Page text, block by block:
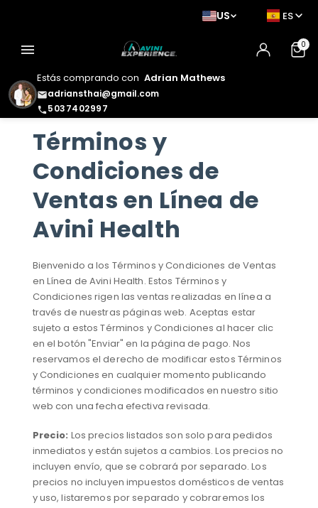
Estás comprando con Adrian Mathews
emailadriansthai@gmail.com
phone5037402997
US ES
menu 0
Términos y
Condiciones de
Ventas en Línea de
Avini Health
Bienvenido a los Términos y Condiciones de Ventas
en Línea de Avini Health. Estos Términos y
Condiciones rigen las ventas realizadas en línea a
través de nuestras páginas web. Aceptas estar
sujeto a estos Términos y Condiciones al hacer clic
en el botón "Enviar" en la página de pago. Nos
reservamos el derecho de modificar estos Términos
y Condiciones en cualquier momento publicando
términos y condiciones modificados en nuestro sitio
web con una fecha efectiva revisada.
Precio: Los precios listados son solo para pedidos
inmediatos y están sujetos a cambios. Los precios no
incluyen envío, que se cobrará por separado. Los
precios no incluyen impuestos domésticos de ventas
y uso, listaremos por separado y cobraremos los